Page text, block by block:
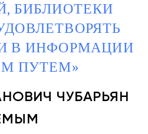
БИБЛИОТЕКИ
В ИНФОРМАЦИИ
ПУТЕМ»
ЧУБАРЬЯН